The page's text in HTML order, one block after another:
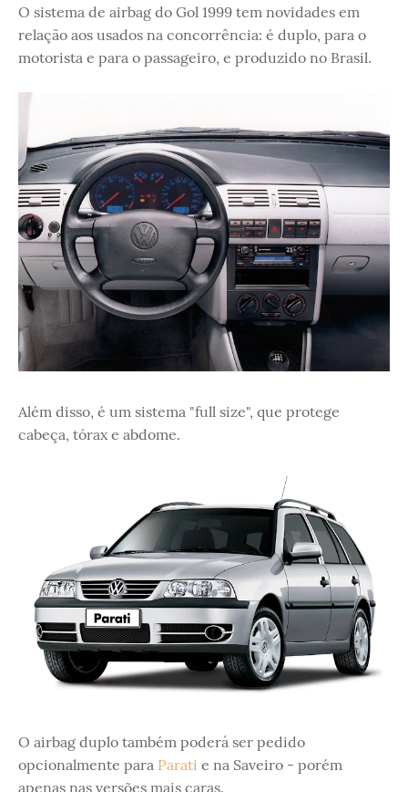
O sistema de airbag do Gol 1999 tem novidades em
relação aos usados na concorrência: é duplo, para o
motorista e para o passageiro, e produzido no Brasil.
Além disso, é um sistema "full size", que protege
cabeça, tórax e abdome.
O airbag duplo também poderá ser pedido
opcionalmente para Parati e na Saveiro - porém
apenas nas versões mais caras.